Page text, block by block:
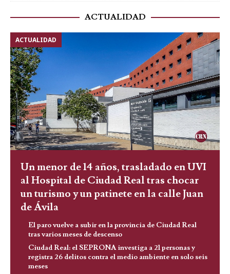
ACTUALIDAD
ACTUALIDAD
Un menor de 14 años, trasladado en UVI
al Hospital de Ciudad Real tras chocar
un turismo y un patinete en la calle Juan
de Ávila
El paro vuelve a subir en la provincia de Ciudad Real
tras varios meses de descenso
Ciudad Real: el SEPRONA investiga a 21 personas y
registra 26 delitos contra el medio ambiente en solo seis
meses